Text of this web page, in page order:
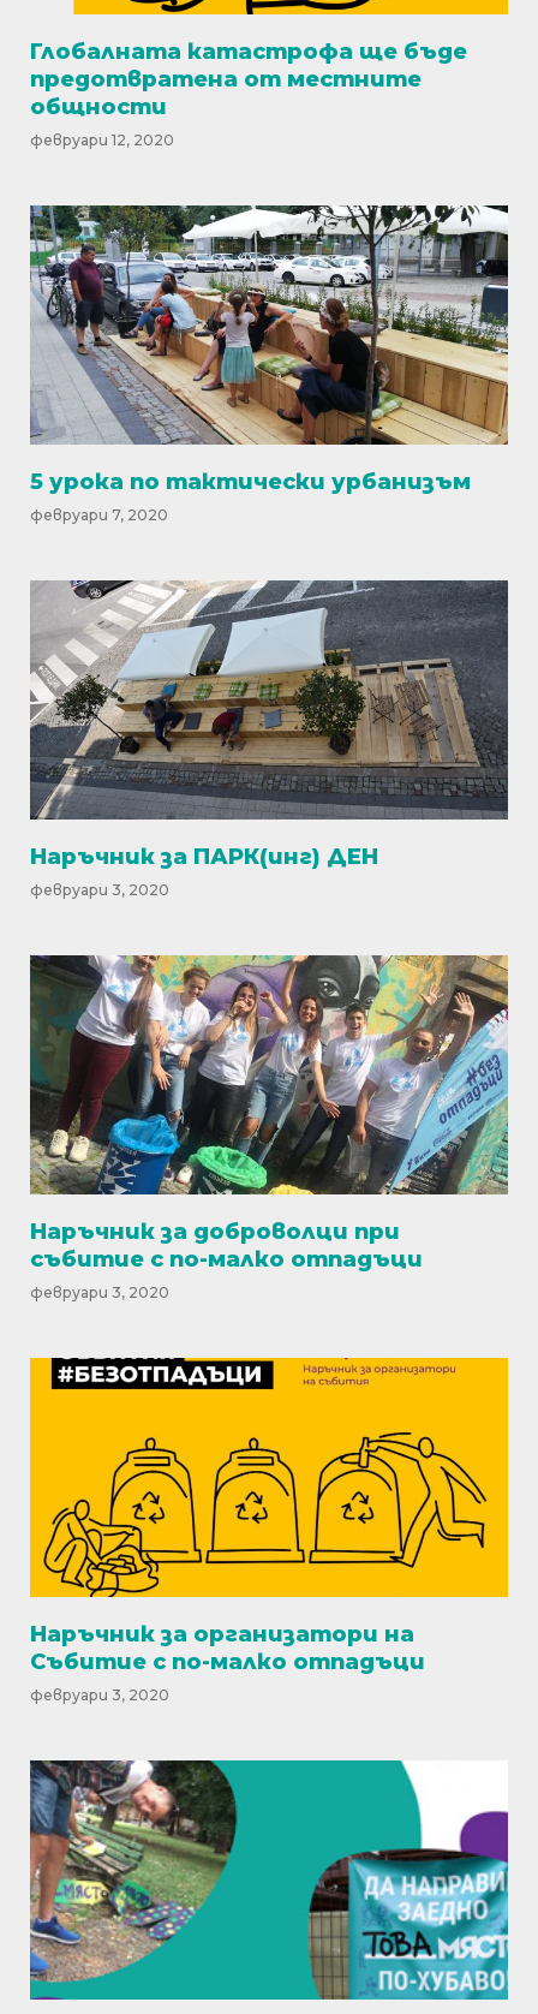
Глобалната катастрофа ще бъде
предотвратена от местните
общности
февруари 12, 2020
5 урока по тактически урбанизъм
февруари 7, 2020
Наръчник за ПАРК(инг) ДЕН
февруари 3, 2020
Наръчник за доброволци при
събитие с по-малко отпадъци
февруари 3, 2020
Наръчник за организатори на
Събитие с по-малко отпадъци
февруари 3, 2020